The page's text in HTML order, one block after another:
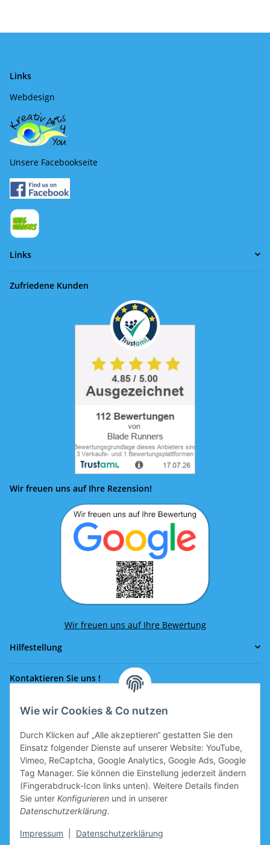
Wie wir Cookies & Co nutzen
Durch Klicken auf „Alle akzeptieren“ gestatten Sie den
Einsatz folgender Dienste auf unserer Website: YouTube,
Vimeo, ReCaptcha, Google Analytics, Google Ads, Google
Tag Manager. Sie können die Einstellung jederzeit ändern
(Fingerabdruck-Icon links unten). Weitere Details finden
Sie unter Konfigurieren und in unserer
Datenschutzerklärung.
Impressum Datenschutzerklärung
Links
Webdesign
Unsere Facebookseite
Links
Zufriedene Kunden
Wir freuen uns auf Ihre Rezension!
Wir freuen uns auf Ihre Bewertung
Hilfestellung
Kontaktieren Sie uns !
Rufen Sie uns an!
office@eissport.at
Mitglied der WKO
Informationen
Neukundengutschein